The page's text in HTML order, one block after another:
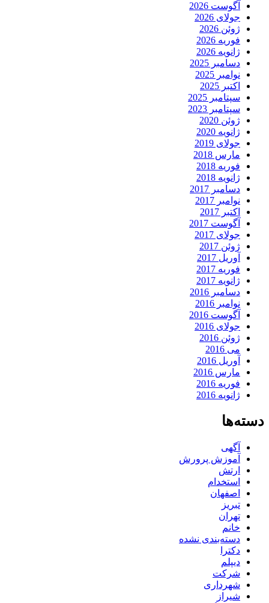
آگوست 2026
جولای 2026
ژوئن 2026
فوریه 2026
ژانویه 2026
دسامبر 2025
نوامبر 2025
اکتبر 2025
سپتامبر 2025
سپتامبر 2023
ژوئن 2020
ژانویه 2020
جولای 2019
مارس 2018
فوریه 2018
ژانویه 2018
دسامبر 2017
نوامبر 2017
اکتبر 2017
آگوست 2017
جولای 2017
ژوئن 2017
آوریل 2017
فوریه 2017
ژانویه 2017
دسامبر 2016
نوامبر 2016
آگوست 2016
جولای 2016
ژوئن 2016
می 2016
آوریل 2016
مارس 2016
فوریه 2016
ژانویه 2016
دسته‌ها
آگهی
آموزش پرورش
ارتش
استخدام
اصفهان
تبریز
تهران
خانم
دسته‌بندی نشده
دکترا
دیپلم
شرکت
شهرداری
شیراز